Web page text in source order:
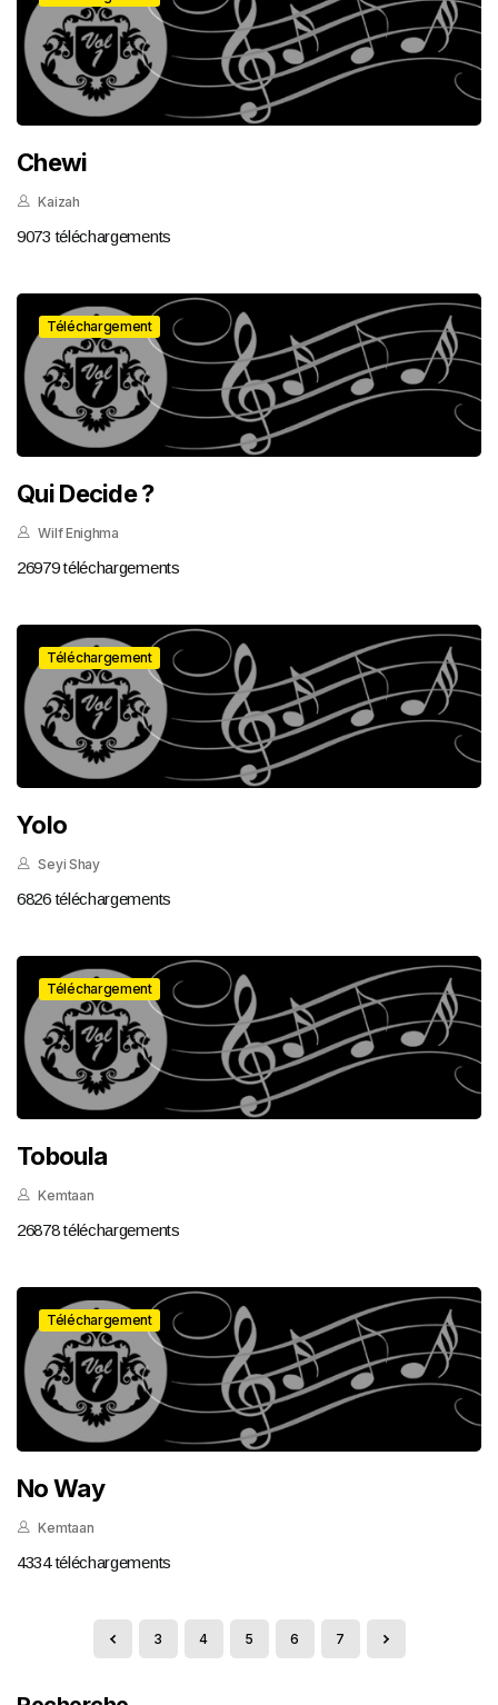
Chewi
Kaizah
9073 téléchargements
Téléchargement
Qui Decide ?
Wilf Enighma
26979 téléchargements
Téléchargement
Yolo
Seyi Shay
6826 téléchargements
Téléchargement
Toboula
Kemtaan
26878 téléchargements
Téléchargement
No Way
Kemtaan
4334 téléchargements
3 4 5 6 7